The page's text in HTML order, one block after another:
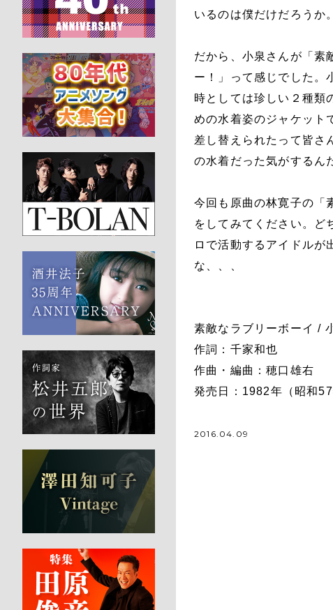
いるのは僕だけだろうか。
だから、小泉さんが「素
ー！」って感じでした。
時としては珍しい２種類
めの水着姿のジャケット
差し替えられたって皆さ
の水着だった気がするん
今回も原曲の林寛子の「
をしてみてください。ど
ロで活動するアイドルが
な、、、
素敵なラブリーボーイ /
作詞：千家和也
作曲・編曲：穂口雄右
発売日：1982年（昭和
2016.04.09